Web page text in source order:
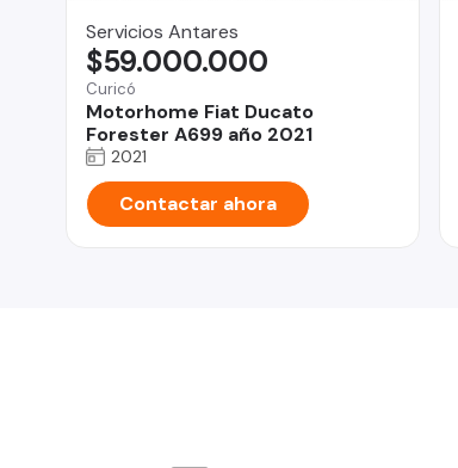
Servicios Antares
Curicó
Motorhome Fiat Ducato
Forester A699 año 2021
$59.000.000
2021
Contactar ahora